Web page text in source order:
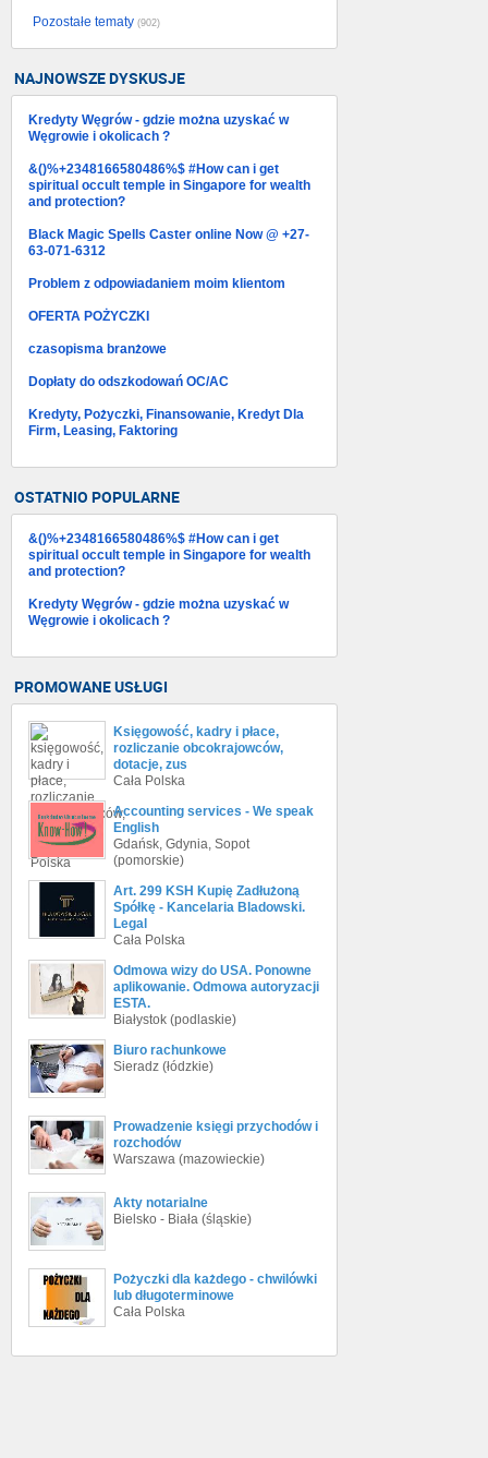
Pozostałe tematy (902)
NAJNOWSZE DYSKUSJE
Kredyty Węgrów - gdzie można uzyskać w
Węgrowie i okolicach ?
&()%+2348166580486%$ #How can i get
spiritual occult temple in Singapore for wealth
and protection?
Black Magic Spells Caster online Now @ +27-
63-071-6312
Problem z odpowiadaniem moim klientom
OFERTA POŻYCZKI
czasopisma branżowe
Dopłaty do odszkodowań OC/AC
Kredyty, Pożyczki, Finansowanie, Kredyt Dla
Firm, Leasing, Faktoring
OSTATNIO POPULARNE
&()%+2348166580486%$ #How can i get
spiritual occult temple in Singapore for wealth
and protection?
Kredyty Węgrów - gdzie można uzyskać w
Węgrowie i okolicach ?
PROMOWANE USŁUGI
Księgowość, kadry i płace,
rozliczanie obcokrajowców,
dotacje, zus
Cała Polska
Accounting services - We speak
English
Gdańsk, Gdynia, Sopot
(pomorskie)
Art. 299 KSH Kupię Zadłużoną
Spółkę - Kancelaria Bladowski.
Legal
Cała Polska
Odmowa wizy do USA. Ponowne
aplikowanie. Odmowa autoryzacji
ESTA.
Białystok (podlaskie)
Biuro rachunkowe
Sieradz (łódzkie)
Prowadzenie księgi przychodów i
rozchodów
Warszawa (mazowieckie)
Akty notarialne
Bielsko - Biała (śląskie)
Pożyczki dla każdego - chwilówki
lub długoterminowe
Cała Polska